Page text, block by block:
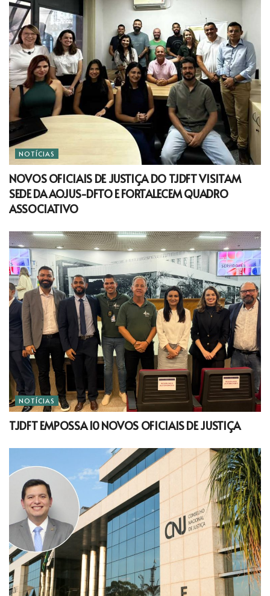
NOTÍCIAS
NOVOS OFICIAIS DE JUSTIÇA DO TJDFT VISITAM
SEDE DA AOJUS-DFTO E FORTALECEM QUADRO
ASSOCIATIVO
NOTÍCIAS
TJDFT EMPOSSA 10 NOVOS OFICIAIS DE JUSTIÇA